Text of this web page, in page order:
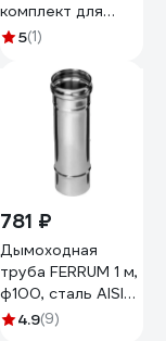
комплект для
газового котла
ф100 мм, аогв из
нержавеющей
стали aisi 430
Dum100nerz
5(1)
781 ₽
Дымоходная
труба FERRUM 1 м,
ф100, сталь AISI
430, толщина
4.9(9)